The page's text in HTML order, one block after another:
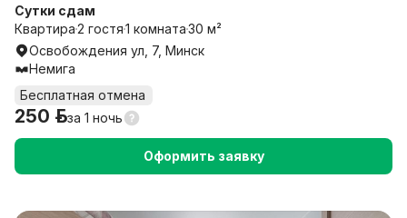
Сутки сдам
Квартира2 гостя1 комната30 м²
Освобождения ул, 7, Минск
Немига
Бесплатная отмена
250 р.за 1 ночь
Оформить заявку